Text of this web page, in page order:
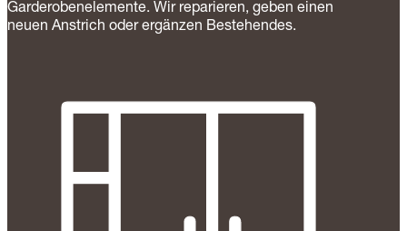
Garderobenelemente. Wir reparieren, geben einen
neuen Anstrich oder ergänzen Bestehendes.